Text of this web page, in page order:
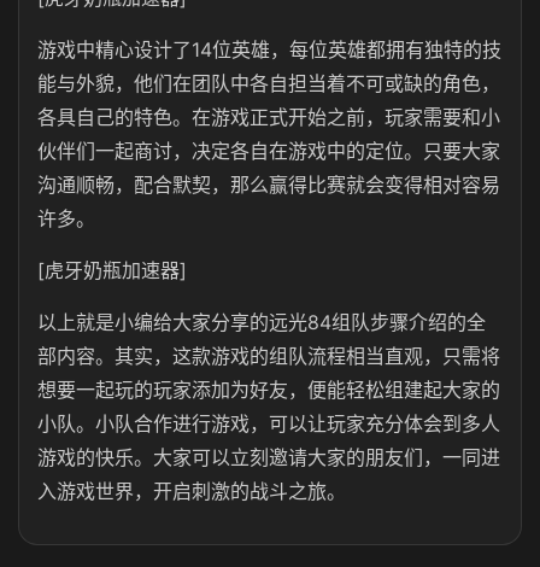
游戏中精心设计了14位英雄，每位英雄都拥有独特的技
能与外貌，他们在团队中各自担当着不可或缺的角色，
各具自己的特色。在游戏正式开始之前，玩家需要和小
伙伴们一起商讨，决定各自在游戏中的定位。只要大家
沟通顺畅，配合默契，那么赢得比赛就会变得相对容易
许多。
[虎牙奶瓶加速器]
以上就是小编给大家分享的远光84组队步骤介绍的全
部内容。其实，这款游戏的组队流程相当直观，只需将
想要一起玩的玩家添加为好友，便能轻松组建起大家的
小队。小队合作进行游戏，可以让玩家充分体会到多人
游戏的快乐。大家可以立刻邀请大家的朋友们，一同进
入游戏世界，开启刺激的战斗之旅。